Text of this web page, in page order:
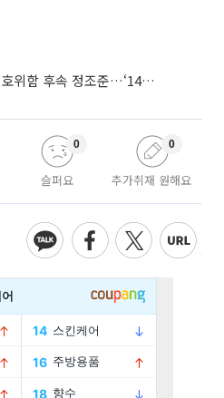
정조준…‘14척+α’ 싹쓸이 노린다
슬퍼요
0
추가취재 원해요
0